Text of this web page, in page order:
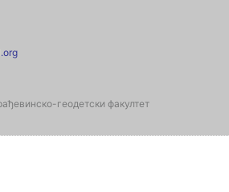
геодетски факултет